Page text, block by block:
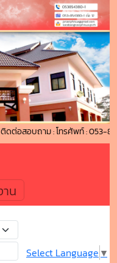
สอบถาม : โทรศัพท์ : 053-
น
Select Language ▼